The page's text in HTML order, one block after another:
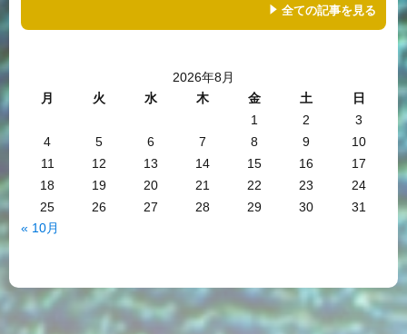
全ての記事を見る
2026年8月
月
火 水 木 金 土
日
1
2
3
4
5 6 7 8 9
10
11
12 13 14 15 16
17
18
19 20 21 22 23
24
25
26 27 28 29 30
31
« 10月